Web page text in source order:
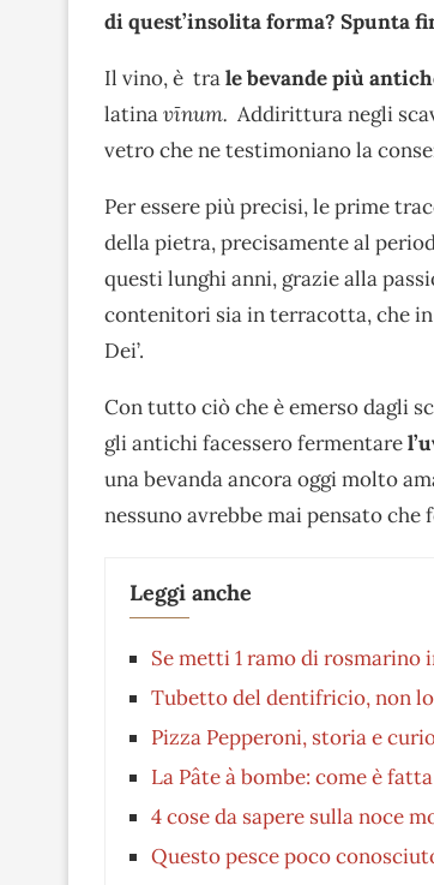
di quest’insolita forma? Spunta
Il vino, è trale bevande più
latinavīnum. Addirittura negli
vetro che ne testimoniano la
Per essere più precisi, le prime
della pietra, precisamente al
questi lunghi anni, grazie alla
contenitori sia in terracotta, che in
Dei’.
Con tutto ciò che è emerso dagli
gli antichi facessero fermentare
una bevanda ancora oggi molto
nessuno avrebbe mai pensato che
Leggi anche
Se metti 1 ramo di
Tubetto del dentifricio, non
Pizza Pepperoni, storia e
La Pâte à bombe: come è
4 cose da sapere sulla noce
Questo pesce poco